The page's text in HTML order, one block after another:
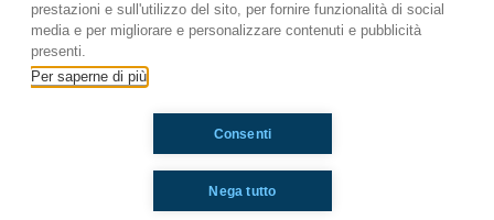
#OkkinSu
Milano
Ti è piaciuto? Condividilo!
prestazioni e sull'utilizzo del sito, per fornire funzionalità di social
media e per migliorare e personalizzare contenuti e pubblicità
presenti.
Per saperne di più
Nega tutto
Consenti